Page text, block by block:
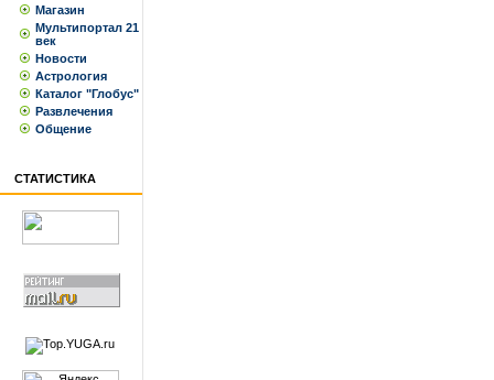
Магазин
Мультипортал 21
век
Новости
Астрология
Каталог "Глобус"
Развлечения
Общение
СТАТИСТИКА